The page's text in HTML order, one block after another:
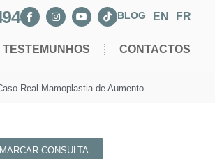
BLOG EN FR
TESTEMUNHOS CONTACTOS
Real Mamoplastia de Aumento
MARCAR CONSULTA